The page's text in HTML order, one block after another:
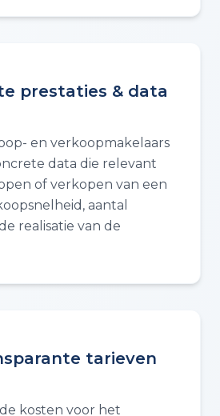
prestaties & data
en verkoopmakelaars
data die relevant
of verkopen van een
aantal
realisatie van de
tarieven
kosten voor het